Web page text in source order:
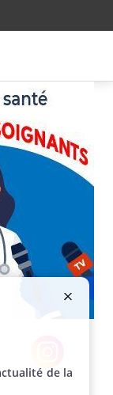
Instagram
de la